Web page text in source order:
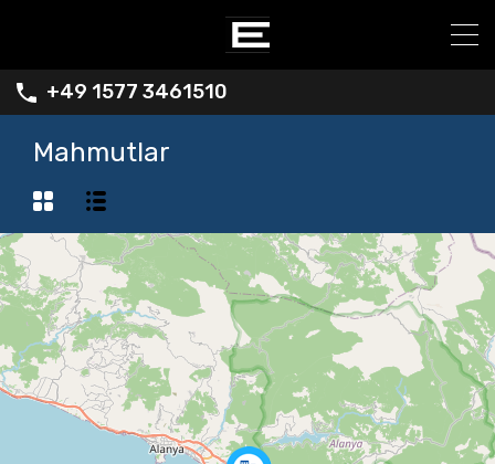
+49 1577 3461510
Mahmutlar